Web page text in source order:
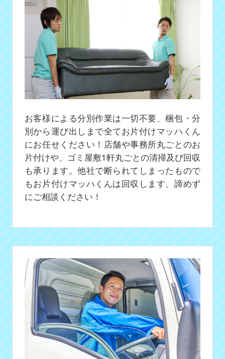
お客様による分別作業は一切不要、梱包・分
別から運び出しまで全てお片付けマッハくん
にお任せください！店舗や事務所丸ごとのお
片付けや、ゴミ屋敷1軒丸ごとの清掃及び回収
も承ります。他社で断られてしまったもので
もお片付けマッハくんは回収します、諦めず
にご相談ください！